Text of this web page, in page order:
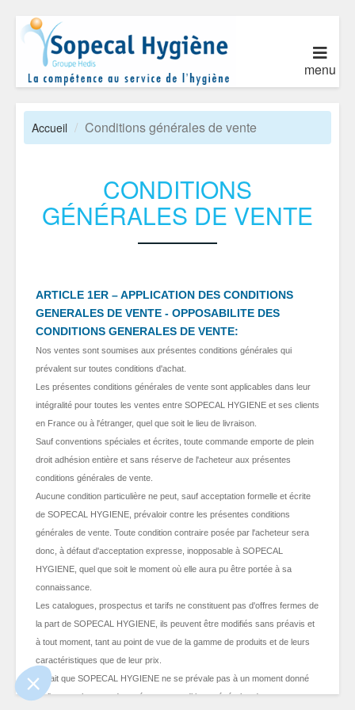
le contenu de ce site vous intéresse
on aimerait bien vous accompagner
certifiés par
Je choisis OK pour moi
menu
Accueil Conditions générales de vente
CONDITIONS
GÉNÉRALES DE VENTE
ARTICLE 1ER – APPLICATION DES CONDITIONS
GENERALES DE VENTE - OPPOSABILITE DES
CONDITIONS GENERALES DE VENTE:
Nos ventes sont soumises aux présentes conditions générales qui
prévalent sur toutes conditions d'achat.
Les présentes conditions générales de vente sont applicables dans leur
intégralité pour toutes les ventes entre SOPECAL HYGIENE et ses clients
en France ou à l'étranger, quel que soit le lieu de livraison.
Sauf conventions spéciales et écrites, toute commande emporte de plein
droit adhésion entière et sans réserve de l'acheteur aux présentes
conditions générales de vente.
Aucune condition particulière ne peut, sauf acceptation formelle et écrite
de SOPECAL HYGIENE, prévaloir contre les présentes conditions
générales de vente. Toute condition contraire posée par l'acheteur sera
donc, à défaut d'acceptation expresse, inopposable à SOPECAL
HYGIENE, quel que soit le moment où elle aura pu être portée à sa
connaissance.
Les catalogues, prospectus et tarifs ne constituent pas d'offres fermes de
la part de SOPECAL HYGIENE, ils peuvent être modifiés sans préavis et
à tout moment, tant au point de vue de la gamme de produits et de leurs
caractéristiques que de leur prix.
Le fait que SOPECAL HYGIENE ne se prévale pas à un moment donné
de l'une quelconque des présentes conditions générales de vente ne peut